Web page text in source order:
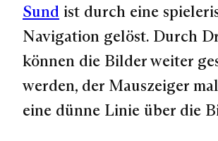
Sund ist durch eine
Navigation gelöst. Durch
können die Bilder weiter
werden, der Mauszeiger
eine dünne Linie über die